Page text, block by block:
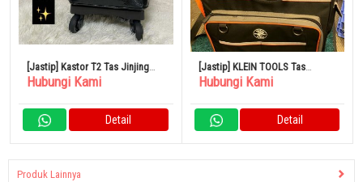
[Jastip] Kastor T2 Tas Jinjing
Mini SWANY Emairo VI
Hubungi Kami
Detail
[Jastip] KLEIN TOOLS Tas
Perkakas Dengan Roda
Hubungi Kami
Detail
Produk Lainnya